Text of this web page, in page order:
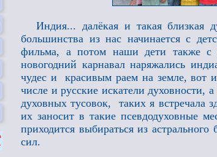
Индия... далёкая и такая
большинства из нас начинается с
фильма, а потом наши дети также
новогодний карнавал наряжались
чудес и красивым раем на земле, вот
числе и русские искатели духовности,
духовных тусовок, таких я встречала
их заносит в такие псевдодуховные
приходится выбираться из
сил.